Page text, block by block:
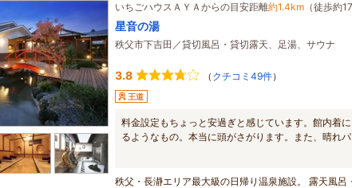
いちごハウスＡＹＡからの目安距離約1.4km （徒歩約
星音の湯
秩父市下吉田／貸切風呂・貸切露天、足湯、サウナ
3.8 （ クチコミ49件）
王道
料金設定もちょっと安過ぎと感じています。館内着
るようなもの。本当に頭がさがります。また、晴れ
秩父・長瀞エリア最大級の日帰り温泉施設。 露天風呂